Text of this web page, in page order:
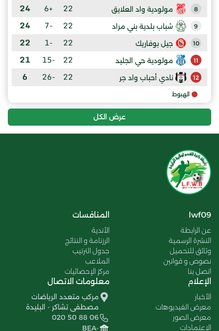
8 مولودية واد العلايق 22
+6
24
9 شباب بلدية بني مراد 22
-7
24
10 جيل بوفاريك 22
-1
22
11 مولودية حي الجليد 22
-15
21
12 نادي أحباب واد جر 22
-26
6
الهبوط
عرض الكل
lwf09
عن الرابطة
النشرة الرسمية
وثائق للتحميل
نصوص و قوانين
اتصل بنا
المنافسات
الأندية
الرزنامة و النتائج
جدول الترتيب
الملاعب
مركز الإحصائيات
الإعلام
الأخبار
معرض الفيديوهات
معرض الصور
الإعتمادات
معلومات الاتصال
مركب متعدد الرياضات
مصطفى تشاكر - البليدة
020 50 88 06
BEA-